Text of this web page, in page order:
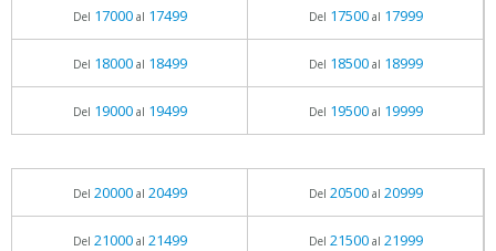
Del 17000al 17499 Del 17500al 17999
Del 18000al 18499 Del 18500al 18999
Del 19000al 19499 Del 19500al 19999
Del 20000al 20499 Del 20500al 20999
Del 21000al 21499 Del 21500al 21999